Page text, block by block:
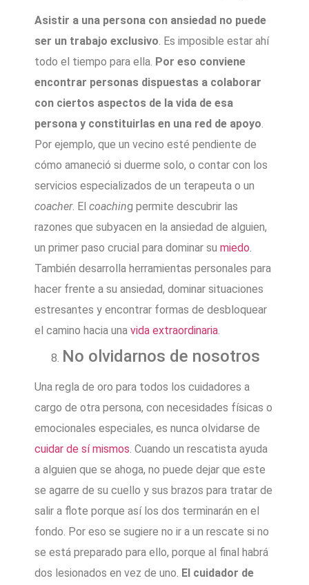
Asistir a una persona con ansiedad no puede
ser un trabajo exclusivo . Es imposible estar ahí
todo el tiempo para ella. Por eso conviene
encontrar personas dispuestas a colaborar
con ciertos aspectos de la vida de esa
persona y constituirlas en una red de apoyo
Por ejemplo, que un vecino esté pendiente de
cómo amaneció si duerme solo, o contar con los
servicios especializados de un terapeuta o un
coacher. El coaching permite descubrir las
razones que subyacen en la ansiedad de alguien,
un primer paso crucial para dominar su miedo
También desarrolla herramientas personales para
hacer frente a su ansiedad, dominar situaciones
estresantes y encontrar formas de desbloquear
el camino hacia una vida extraordinaria
No olvidarnos de nosotros
Una regla de oro para todos los cuidadores a
cargo de otra persona, con necesidades físicas o
emocionales especiales, es nunca olvidarse de
cuidar de sí mismos . Cuando un rescatista ayuda
a alguien que se ahoga, no puede dejar que este
se agarre de su cuello y sus brazos para tratar de
salir a flote porque así los dos terminarán en el
fondo. Por eso se sugiere no ir a un rescate si no
se está preparado para ello, porque al final habrá
dos lesionados en vez de uno. El cuidador de